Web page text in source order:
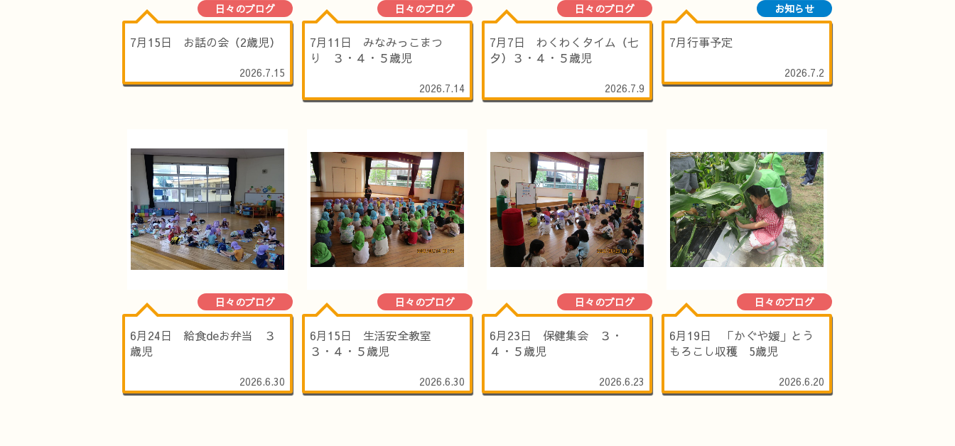
日々のブログ
7月15日 お話の会（2歳児）
2026.7.15
日々のブログ
7月11日 みなみっこまつ
り ３・４・５歳児
2026.7.14
日々のブログ
7月7日 わくわくタイム（七
夕）３・４・５歳児
2026.7.9
お知らせ
7月行事予定
2026.7.2
日々のブログ
6月24日 給食deお弁当 ３
歳児
2026.6.30
日々のブログ
6月15日 生活安全教室
３・４・５歳児
2026.6.30
日々のブログ
6月23日 保健集会 ３・
４・５歳児
2026.6.23
日々のブログ
6月19日 「かぐや媛」とう
もろこし収穫 5歳児
2026.6.20